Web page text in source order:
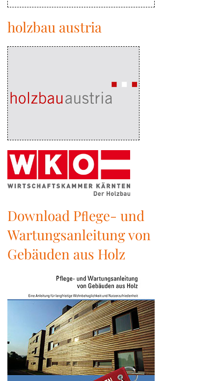
holzbau austria
Download Pﬂege- und
Wartungsanleitung von
Gebäuden aus Holz